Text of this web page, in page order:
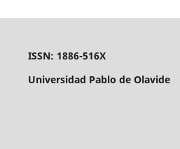
ISSN: 1886-516X
Universidad Pablo de Olavide